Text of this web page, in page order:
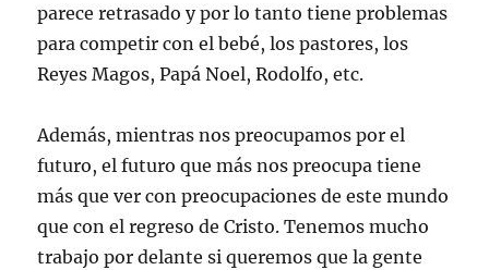
parece retrasado y por lo tanto tiene problemas
para competir con el bebé, los pastores, los
Reyes Magos, Papá Noel, Rodolfo, etc.
Además, mientras nos preocupamos por el
futuro, el futuro que más nos preocupa tiene
más que ver con preocupaciones de este mundo
que con el regreso de Cristo. Tenemos mucho
trabajo por delante si queremos que la gente